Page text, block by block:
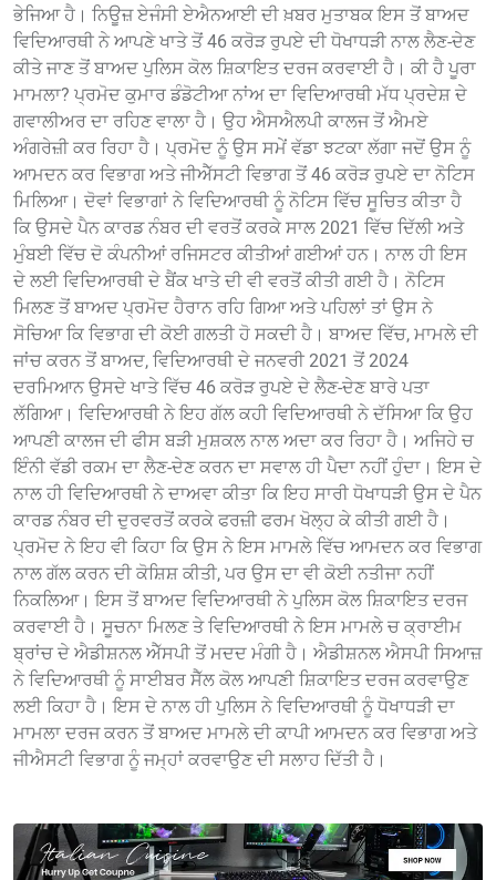
ਭੇਜਿਆ ਹੈ। ਨਿਊਜ਼ ਏਜੰਸੀ ਏਐਨਆਈ ਦੀ ਖ਼ਬਰ ਮੁਤਾਬਕ ਇਸ ਤੋਂ ਬਾਅਦ
ਵਿਦਿਆਰਥੀ ਨੇ ਆਪਣੇ ਖਾਤੇ ਤੋਂ 46 ਕਰੋੜ ਰੁਪਏ ਦੀ ਧੋਖਾਧੜੀ ਨਾਲ ਲੈਣ-ਦੇਣ
ਕੀਤੇ ਜਾਣ ਤੋਂ ਬਾਅਦ ਪੁਲਿਸ ਕੋਲ ਸ਼ਿਕਾਇਤ ਦਰਜ ਕਰਵਾਈ ਹੈ। ਕੀ ਹੈ ਪੂਰਾ
ਮਾਮਲਾ? ਪ੍ਰਮੋਦ ਕੁਮਾਰ ਡੰਡੋਟੀਆ ਨਾਂਅ ਦਾ ਵਿਦਿਆਰਥੀ ਮੱਧ ਪ੍ਰਦੇਸ਼ ਦੇ
ਗਵਾਲੀਅਰ ਦਾ ਰਹਿਣ ਵਾਲਾ ਹੈ। ਉਹ ਐਸਐਲਪੀ ਕਾਲਜ ਤੋਂ ਐਮਏ
ਅੰਗਰੇਜ਼ੀ ਕਰ ਰਿਹਾ ਹੈ। ਪ੍ਰਮੋਦ ਨੂੰ ਉਸ ਸਮੇਂ ਵੱਡਾ ਝਟਕਾ ਲੱਗਾ ਜਦੋਂ ਉਸ ਨੂੰ
ਆਮਦਨ ਕਰ ਵਿਭਾਗ ਅਤੇ ਜੀਐੱਸਟੀ ਵਿਭਾਗ ਤੋਂ 46 ਕਰੋੜ ਰੁਪਏ ਦਾ ਨੋਟਿਸ
ਮਿਲਿਆ। ਦੋਵਾਂ ਵਿਭਾਗਾਂ ਨੇ ਵਿਦਿਆਰਥੀ ਨੂੰ ਨੋਟਿਸ ਵਿੱਚ ਸੂਚਿਤ ਕੀਤਾ ਹੈ
ਕਿ ਉਸਦੇ ਪੈਨ ਕਾਰਡ ਨੰਬਰ ਦੀ ਵਰਤੋਂ ਕਰਕੇ ਸਾਲ 2021 ਵਿੱਚ ਦਿੱਲੀ ਅਤੇ
ਮੁੰਬਈ ਵਿੱਚ ਦੋ ਕੰਪਨੀਆਂ ਰਜਿਸਟਰ ਕੀਤੀਆਂ ਗਈਆਂ ਹਨ। ਨਾਲ ਹੀ ਇਸ
ਦੇ ਲਈ ਵਿਦਿਆਰਥੀ ਦੇ ਬੈਂਕ ਖਾਤੇ ਦੀ ਵੀ ਵਰਤੋਂ ਕੀਤੀ ਗਈ ਹੈ। ਨੋਟਿਸ
ਮਿਲਣ ਤੋਂ ਬਾਅਦ ਪ੍ਰਮੋਦ ਹੈਰਾਨ ਰਹਿ ਗਿਆ ਅਤੇ ਪਹਿਲਾਂ ਤਾਂ ਉਸ ਨੇ
ਸੋਚਿਆ ਕਿ ਵਿਭਾਗ ਦੀ ਕੋਈ ਗਲਤੀ ਹੋ ਸਕਦੀ ਹੈ। ਬਾਅਦ ਵਿੱਚ, ਮਾਮਲੇ ਦੀ
ਜਾਂਚ ਕਰਨ ਤੋਂ ਬਾਅਦ, ਵਿਦਿਆਰਥੀ ਦੇ ਜਨਵਰੀ 2021 ਤੋਂ 2024
ਦਰਮਿਆਨ ਉਸਦੇ ਖਾਤੇ ਵਿੱਚ 46 ਕਰੋੜ ਰੁਪਏ ਦੇ ਲੈਣ-ਦੇਣ ਬਾਰੇ ਪਤਾ
ਲੱਗਿਆ। ਵਿਦਿਆਰਥੀ ਨੇ ਇਹ ਗੱਲ ਕਹੀ ਵਿਦਿਆਰਥੀ ਨੇ ਦੱਸਿਆ ਕਿ ਉਹ
ਆਪਣੀ ਕਾਲਜ ਦੀ ਫੀਸ ਬੜੀ ਮੁਸ਼ਕਲ ਨਾਲ ਅਦਾ ਕਰ ਰਿਹਾ ਹੈ। ਅਜਿਹੇ ਚ
ਇੰਨੀ ਵੱਡੀ ਰਕਮ ਦਾ ਲੈਣ-ਦੇਣ ਕਰਨ ਦਾ ਸਵਾਲ ਹੀ ਪੈਦਾ ਨਹੀਂ ਹੁੰਦਾ। ਇਸ ਦੇ
ਨਾਲ ਹੀ ਵਿਦਿਆਰਥੀ ਨੇ ਦਾਅਵਾ ਕੀਤਾ ਕਿ ਇਹ ਸਾਰੀ ਧੋਖਾਧੜੀ ਉਸ ਦੇ ਪੈਨ
ਕਾਰਡ ਨੰਬਰ ਦੀ ਦੁਰਵਰਤੋਂ ਕਰਕੇ ਫਰਜ਼ੀ ਫਰਮ ਖੋਲ੍ਹ ਕੇ ਕੀਤੀ ਗਈ ਹੈ।
ਪ੍ਰਮੋਦ ਨੇ ਇਹ ਵੀ ਕਿਹਾ ਕਿ ਉਸ ਨੇ ਇਸ ਮਾਮਲੇ ਵਿੱਚ ਆਮਦਨ ਕਰ ਵਿਭਾਗ
ਨਾਲ ਗੱਲ ਕਰਨ ਦੀ ਕੋਸ਼ਿਸ਼ ਕੀਤੀ, ਪਰ ਉਸ ਦਾ ਵੀ ਕੋਈ ਨਤੀਜਾ ਨਹੀਂ
ਨਿਕਲਿਆ। ਇਸ ਤੋਂ ਬਾਅਦ ਵਿਦਿਆਰਥੀ ਨੇ ਪੁਲਿਸ ਕੋਲ ਸ਼ਿਕਾਇਤ ਦਰਜ
ਕਰਵਾਈ ਹੈ। ਸੂਚਨਾ ਮਿਲਣ ਤੇ ਵਿਦਿਆਰਥੀ ਨੇ ਇਸ ਮਾਮਲੇ ਚ ਕ੍ਰਾਈਮ
ਬ੍ਰਾਂਚ ਦੇ ਐਡੀਸ਼ਨਲ ਐੱਸਪੀ ਤੋਂ ਮਦਦ ਮੰਗੀ ਹੈ। ਐਡੀਸ਼ਨਲ ਐਸਪੀ ਸਿਆਜ਼
ਨੇ ਵਿਦਿਆਰਥੀ ਨੂੰ ਸਾਈਬਰ ਸੈੱਲ ਕੋਲ ਆਪਣੀ ਸ਼ਿਕਾਇਤ ਦਰਜ ਕਰਵਾਉਣ
ਲਈ ਕਿਹਾ ਹੈ। ਇਸ ਦੇ ਨਾਲ ਹੀ ਪੁਲਿਸ ਨੇ ਵਿਦਿਆਰਥੀ ਨੂੰ ਧੋਖਾਧੜੀ ਦਾ
ਮਾਮਲਾ ਦਰਜ ਕਰਨ ਤੋਂ ਬਾਅਦ ਮਾਮਲੇ ਦੀ ਕਾਪੀ ਆਮਦਨ ਕਰ ਵਿਭਾਗ ਅਤੇ
ਜੀਐਸਟੀ ਵਿਭਾਗ ਨੂੰ ਜਮ੍ਹਾਂ ਕਰਵਾਉਣ ਦੀ ਸਲਾਹ ਦਿੱਤੀ ਹੈ।